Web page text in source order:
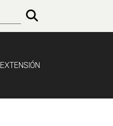
EXTENSIÓN